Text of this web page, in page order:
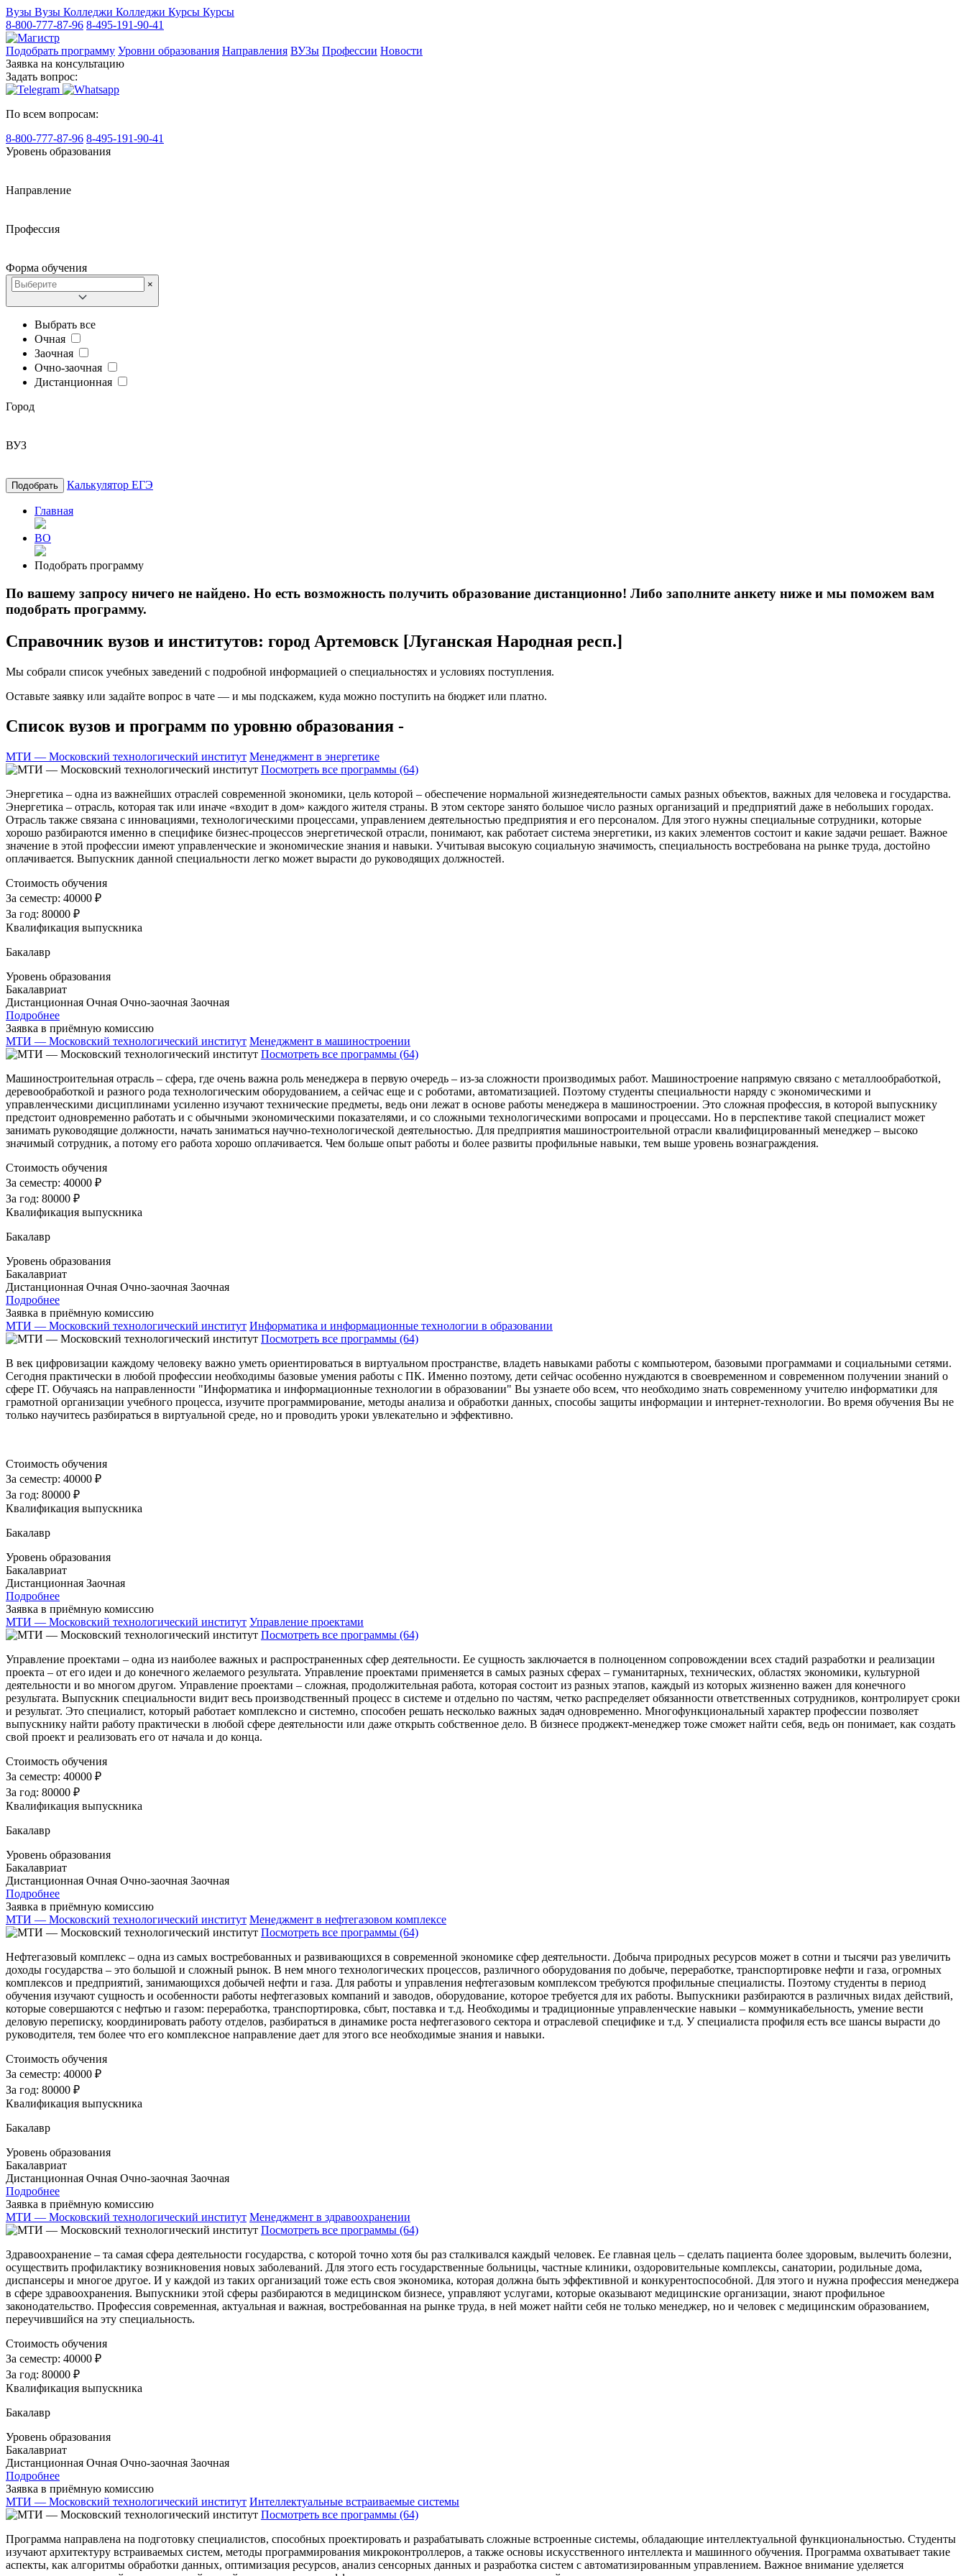
Вузы Вузы Колледжи Колледжи Курсы Курсы
8-800-777-87-96 8-495-191-90-41
Подобрать программу Уровни образования Направления ВУЗы Профессии Новости
Заявка на консультацию
Задать вопрос:
По всем вопросам:
8-800-777-87-96 8-495-191-90-41
Уровень образования
Направление
Профессия
Форма обучения
×
Выбрать все
Очная
Заочная
Очно-заочная
Дистанционная
Город
ВУЗ
Подобрать Калькулятор ЕГЭ
Главная
ВО
Подобрать программу
По вашему запросу ничего не найдено. Но есть возможность получить образование дистанционно! Либо заполните анкету ниже и мы поможем вам
подобрать программу.
Справочник вузов и институтов: город Артемовск [Луганская Народная респ.]
Мы собрали список учебных заведений с подробной информацией о специальностях и условиях поступления.
Оставьте заявку или задайте вопрос в чате — и мы подскажем, куда можно поступить на бюджет или платно.
Список вузов и программ по уровню образования -
МТИ — Московский технологический институт Менеджмент в энергетике
Посмотреть все программы (64)
Энергетика – одна из важнейших отраслей современной экономики, цель которой – обеспечение нормальной жизнедеятельности самых разных объектов, важных для человека и государства.
Энергетика – отрасль, которая так или иначе «входит в дом» каждого жителя страны. В этом секторе занято большое число разных организаций и предприятий даже в небольших городах.
Отрасль также связана с инновациями, технологическими процессами, управлением деятельностью предприятия и его персоналом. Для этого нужны специальные сотрудники, которые
хорошо разбираются именно в специфике бизнес-процессов энергетической отрасли, понимают, как работает система энергетики, из каких элементов состоит и какие задачи решает. Важное
значение в этой профессии имеют управленческие и экономические знания и навыки. Учитывая высокую социальную значимость, специальность востребована на рынке труда, достойно
оплачивается. Выпускник данной специальности легко может вырасти до руководящих должностей.
Стоимость обучения
За семестр: 40000 ₽
За год: 80000 ₽
Квалификация выпускника
Бакалавр
Уровень образования
Бакалавриат
Дистанционная Очная Очно-заочная Заочная
Подробнее
Заявка в приёмную комиссию
МТИ — Московский технологический институт Менеджмент в машиностроении
Посмотреть все программы (64)
Машиностроительная отрасль – сфера, где очень важна роль менеджера в первую очередь – из-за сложности производимых работ. Машиностроение напрямую связано с металлообработкой,
деревообработкой и разного рода технологическим оборудованием, а сейчас еще и с роботами, автоматизацией. Поэтому студенты специальности наряду с экономическими и
управленческими дисциплинами усиленно изучают технические предметы, ведь они лежат в основе работы менеджера в машиностроении. Это сложная профессия, в которой выпускнику
предстоит одновременно работать и с обычными экономическими показателями, и со сложными технологическими вопросами и процессами. Но в перспективе такой специалист может
занимать руководящие должности, начать заниматься научно-технологической деятельностью. Для предприятия машиностроительной отрасли квалифицированный менеджер – высоко
значимый сотрудник, а потому его работа хорошо оплачивается. Чем больше опыт работы и более развиты профильные навыки, тем выше уровень вознаграждения.
Стоимость обучения
За семестр: 40000 ₽
За год: 80000 ₽
Квалификация выпускника
Бакалавр
Уровень образования
Бакалавриат
Дистанционная Очная Очно-заочная Заочная
Подробнее
Заявка в приёмную комиссию
МТИ — Московский технологический институт Информатика и информационные технологии в образовании
Посмотреть все программы (64)
В век цифровизации каждому человеку важно уметь ориентироваться в виртуальном пространстве, владеть навыками работы с компьютером, базовыми программами и социальными сетями.
Сегодня практически в любой профессии необходимы базовые умения работы с ПК. Именно поэтому, дети сейчас особенно нуждаются в своевременном и современном получении знаний о
сфере IT. Обучаясь на направленности "Информатика и информационные технологии в образовании" Вы узнаете обо всем, что необходимо знать современному учителю информатики для
грамотной организации учебного процесса, изучите программирование, методы анализа и обработки данных, способы защиты информации и интернет-технологии. Во время обучения Вы не
только научитесь разбираться в виртуальной среде, но и проводить уроки увлекательно и эффективно.
Стоимость обучения
За семестр: 40000 ₽
За год: 80000 ₽
Квалификация выпускника
Бакалавр
Уровень образования
Бакалавриат
Дистанционная Заочная
Подробнее
Заявка в приёмную комиссию
МТИ — Московский технологический институт Управление проектами
Посмотреть все программы (64)
Управление проектами – одна из наиболее важных и распространенных сфер деятельности. Ее сущность заключается в полноценном сопровождении всех стадий разработки и реализации
проекта – от его идеи и до конечного желаемого результата. Управление проектами применяется в самых разных сферах – гуманитарных, технических, областях экономики, культурной
деятельности и во многом другом. Управление проектами – сложная, продолжительная работа, которая состоит из разных этапов, каждый из которых жизненно важен для конечного
результата. Выпускник специальности видит весь производственный процесс в системе и отдельно по частям, четко распределяет обязанности ответственных сотрудников, контролирует сроки
и результат. Это специалист, который работает комплексно и системно, способен решать несколько важных задач одновременно. Многофункциональный характер профессии позволяет
выпускнику найти работу практически в любой сфере деятельности или даже открыть собственное дело. В бизнесе проджект-менеджер тоже сможет найти себя, ведь он понимает, как создать
свой проект и реализовать его от начала и до конца.
Стоимость обучения
За семестр: 40000 ₽
За год: 80000 ₽
Квалификация выпускника
Бакалавр
Уровень образования
Бакалавриат
Дистанционная Очная Очно-заочная Заочная
Подробнее
Заявка в приёмную комиссию
МТИ — Московский технологический институт Менеджмент в нефтегазовом комплексе
Посмотреть все программы (64)
Нефтегазовый комплекс – одна из самых востребованных и развивающихся в современной экономике сфер деятельности. Добыча природных ресурсов может в сотни и тысячи раз увеличить
доходы государства – это большой и сложный рынок. В нем много технологических процессов, различного оборудования по добыче, переработке, транспортировке нефти и газа, огромных
комплексов и предприятий, занимающихся добычей нефти и газа. Для работы и управления нефтегазовым комплексом требуются профильные специалисты. Поэтому студенты в период
обучения изучают сущность и особенности работы нефтегазовых компаний и заводов, оборудование, которое требуется для их работы. Выпускники разбираются в различных видах действий,
которые совершаются с нефтью и газом: переработка, транспортировка, сбыт, поставка и т.д. Необходимы и традиционные управленческие навыки – коммуникабельность, умение вести
деловую переписку, координировать работу отделов, разбираться в динамике роста нефтегазового сектора и отраслевой специфике и т.д. У специалиста профиля есть все шансы вырасти до
руководителя, тем более что его комплексное направление дает для этого все необходимые знания и навыки.
Стоимость обучения
За семестр: 40000 ₽
За год: 80000 ₽
Квалификация выпускника
Бакалавр
Уровень образования
Бакалавриат
Дистанционная Очная Очно-заочная Заочная
Подробнее
Заявка в приёмную комиссию
МТИ — Московский технологический институт Менеджмент в здравоохранении
Посмотреть все программы (64)
Здравоохранение – та самая сфера деятельности государства, с которой точно хотя бы раз сталкивался каждый человек. Ее главная цель – сделать пациента более здоровым, вылечить болезни,
осуществить профилактику возникновения новых заболеваний. Для этого есть государственные больницы, частные клиники, оздоровительные комплексы, санатории, родильные дома,
диспансеры и многое другое. И у каждой из таких организаций тоже есть своя экономика, которая должна быть эффективной и конкурентоспособной. Для этого и нужна профессия менеджера
в сфере здравоохранения. Выпускники этой сферы разбираются в медицинском бизнесе, управляют услугами, которые оказывают медицинские организации, знают профильное
законодательство. Профессия современная, актуальная и важная, востребованная на рынке труда, в ней может найти себя не только менеджер, но и человек с медицинским образованием,
переучившийся на эту специальность.
Стоимость обучения
За семестр: 40000 ₽
За год: 80000 ₽
Квалификация выпускника
Бакалавр
Уровень образования
Бакалавриат
Дистанционная Очная Очно-заочная Заочная
Подробнее
Заявка в приёмную комиссию
МТИ — Московский технологический институт Интеллектуальные встраиваемые системы
Посмотреть все программы (64)
Программа направлена на подготовку специалистов, способных проектировать и разрабатывать сложные встроенные системы, обладающие интеллектуальной функциональностью. Студенты
изучают архитектуру встраиваемых систем, методы программирования микроконтроллеров, а также основы искусственного интеллекта и машинного обучения. Программа охватывает такие
аспекты, как алгоритмы обработки данных, оптимизация ресурсов, анализ сенсорных данных и разработка систем с автоматизированным управлением. Важное внимание уделяется